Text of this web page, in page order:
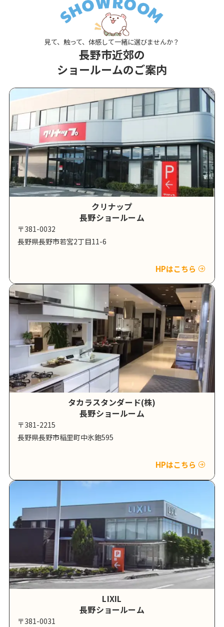
見て、触って、体感して一緒に選びませんか？
長野市近郊の
ショールームのご案内
クリナップ
長野ショールーム
〒381-0032
長野県長野市若宮2丁目11-6
HPはこちら
タカラスタンダード(株)
長野ショールーム
〒381-2215
長野県長野市稲里町中氷鉋595
HPはこちら
LIXIL
長野ショールーム
〒381-0031